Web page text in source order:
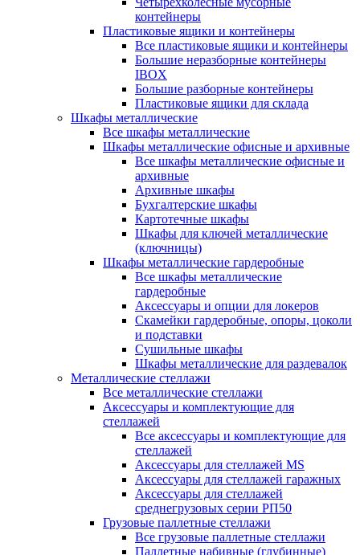
контейнеры
Пластиковые ящики и контейнеры
Все пластиковые ящики и контейнеры
Большие неразборные контейнеры
IBOX
Большие разборные контейнеры
Пластиковые ящики для склада
Шкафы металлические
Все шкафы металлические
Шкафы металлические офисные и архивные
Все шкафы металлические офисные и
архивные
Архивные шкафы
Бухгалтерские шкафы
Картотечные шкафы
Шкафы для ключей металлические
(ключницы)
Шкафы металлические гардеробные
Все шкафы металлические
гардеробные
Аксессуары и опции для локеров
Скамейки гардеробные, опоры, цоколи
и подставки
Сушильные шкафы
Шкафы металлические для раздевалок
Металлические стеллажи
Все металлические стеллажи
Аксессуары и комплектующие для
стеллажей
Все аксессуары и комплектующие для
стеллажей
Аксессуары для стеллажей MS
Аксессуары для стеллажей гаражных
Аксессуары для стеллажей
среднегрузовых серии РП50
Грузовые паллетные стеллажи
Все грузовые паллетные стеллажи
Паллетные набивные (глубинные)